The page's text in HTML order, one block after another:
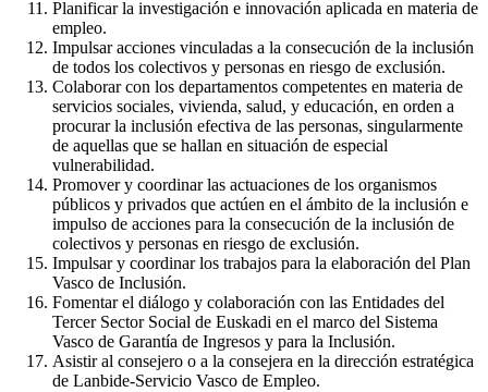
Planificar la investigación e innovación aplicada en materia de
empleo.
Impulsar acciones vinculadas a la consecución de la inclusión
de todos los colectivos y personas en riesgo de exclusión.
Colaborar con los departamentos competentes en materia de
servicios sociales, vivienda, salud, y educación, en orden a
procurar la inclusión efectiva de las personas, singularmente
de aquellas que se hallan en situación de especial
vulnerabilidad.
Promover y coordinar las actuaciones de los organismos
públicos y privados que actúen en el ámbito de la inclusión e
impulso de acciones para la consecución de la inclusión de
colectivos y personas en riesgo de exclusión.
Impulsar y coordinar los trabajos para la elaboración del Plan
Vasco de Inclusión.
Fomentar el diálogo y colaboración con las Entidades del
Tercer Sector Social de Euskadi en el marco del Sistema
Vasco de Garantía de Ingresos y para la Inclusión.
Asistir al consejero o a la consejera en la dirección estratégica
de Lanbide-Servicio Vasco de Empleo.